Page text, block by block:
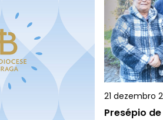
21 dezembro
Presépio